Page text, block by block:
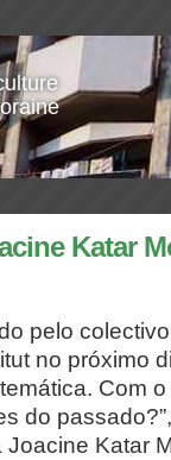
Katar
pelo
no próximo
Com o
do
Katar